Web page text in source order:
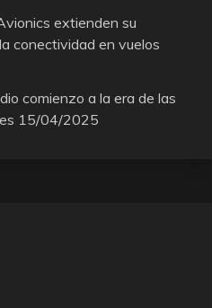
extienden su
conectividad en vuelos
comienzo a la era de las
15/04/2025